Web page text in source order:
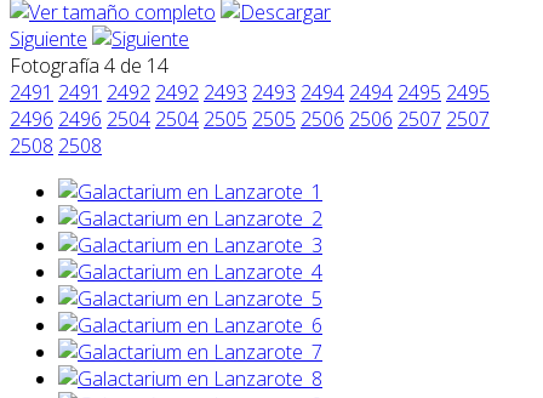
Siguiente
Fotografía 4 de 14
2491 2491 2492 2492 2493 2493 2494 2494 2495 2495
2496 2496 2504 2504 2505 2505 2506 2506 2507 2507
2508 2508